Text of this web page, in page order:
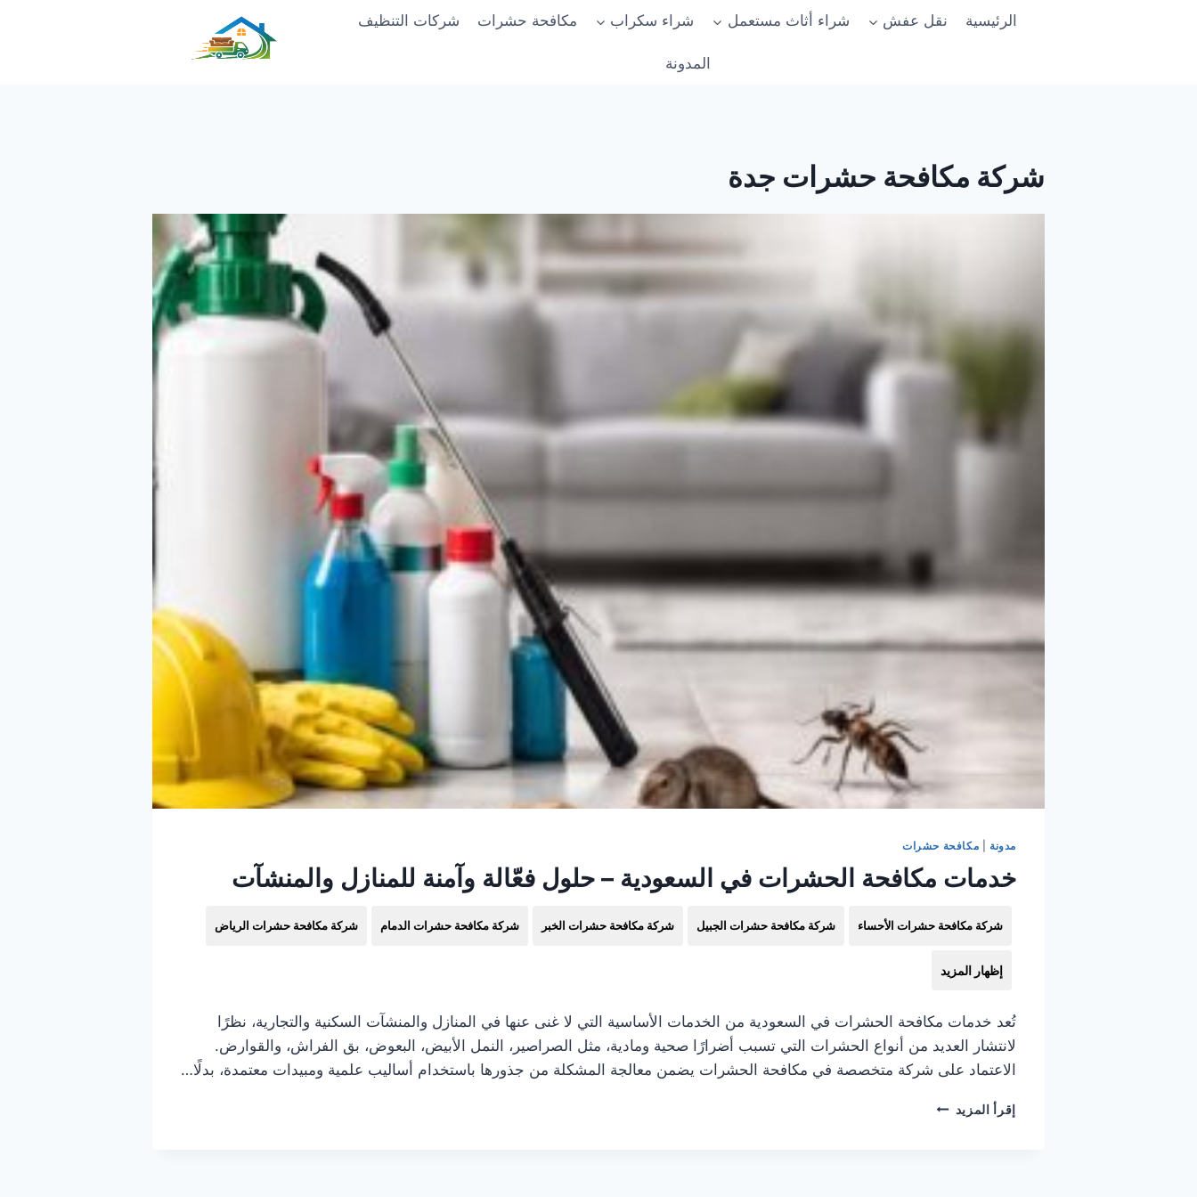
الرئيسية نقل عفش شراء أثاث مستعمل شراء سكراب مكافحة حشرات شركات التنظيف
المدونة
شركة مكافحة حشرات جدة
مدونة مكافحة حشرات
خدمات مكافحة الحشرات في السعودية – حلول فعّالة وآمنة للمنازل والمنشآت
شركة مكافحة حشرات الأحساء شركة مكافحة حشرات الجبيل شركة مكافحة حشرات الخبر شركة مكافحة حشرات الدمام شركة مكافحة حشرات الرياض
إظهار المزيد
تُعد خدمات مكافحة الحشرات في السعودية من الخدمات الأساسية التي لا غنى عنها في المنازل والمنشآت السكنية والتجارية، نظرًا
لانتشار العديد من أنواع الحشرات التي تسبب أضرارًا صحية ومادية، مثل الصراصير، النمل الأبيض، البعوض، بق الفراش، والقوارض.
الاعتماد على شركة متخصصة في مكافحة الحشرات يضمن معالجة المشكلة من جذورها باستخدام أساليب علمية ومبيدات معتمدة، بدلًا…
إقرأ المزيد خدمات